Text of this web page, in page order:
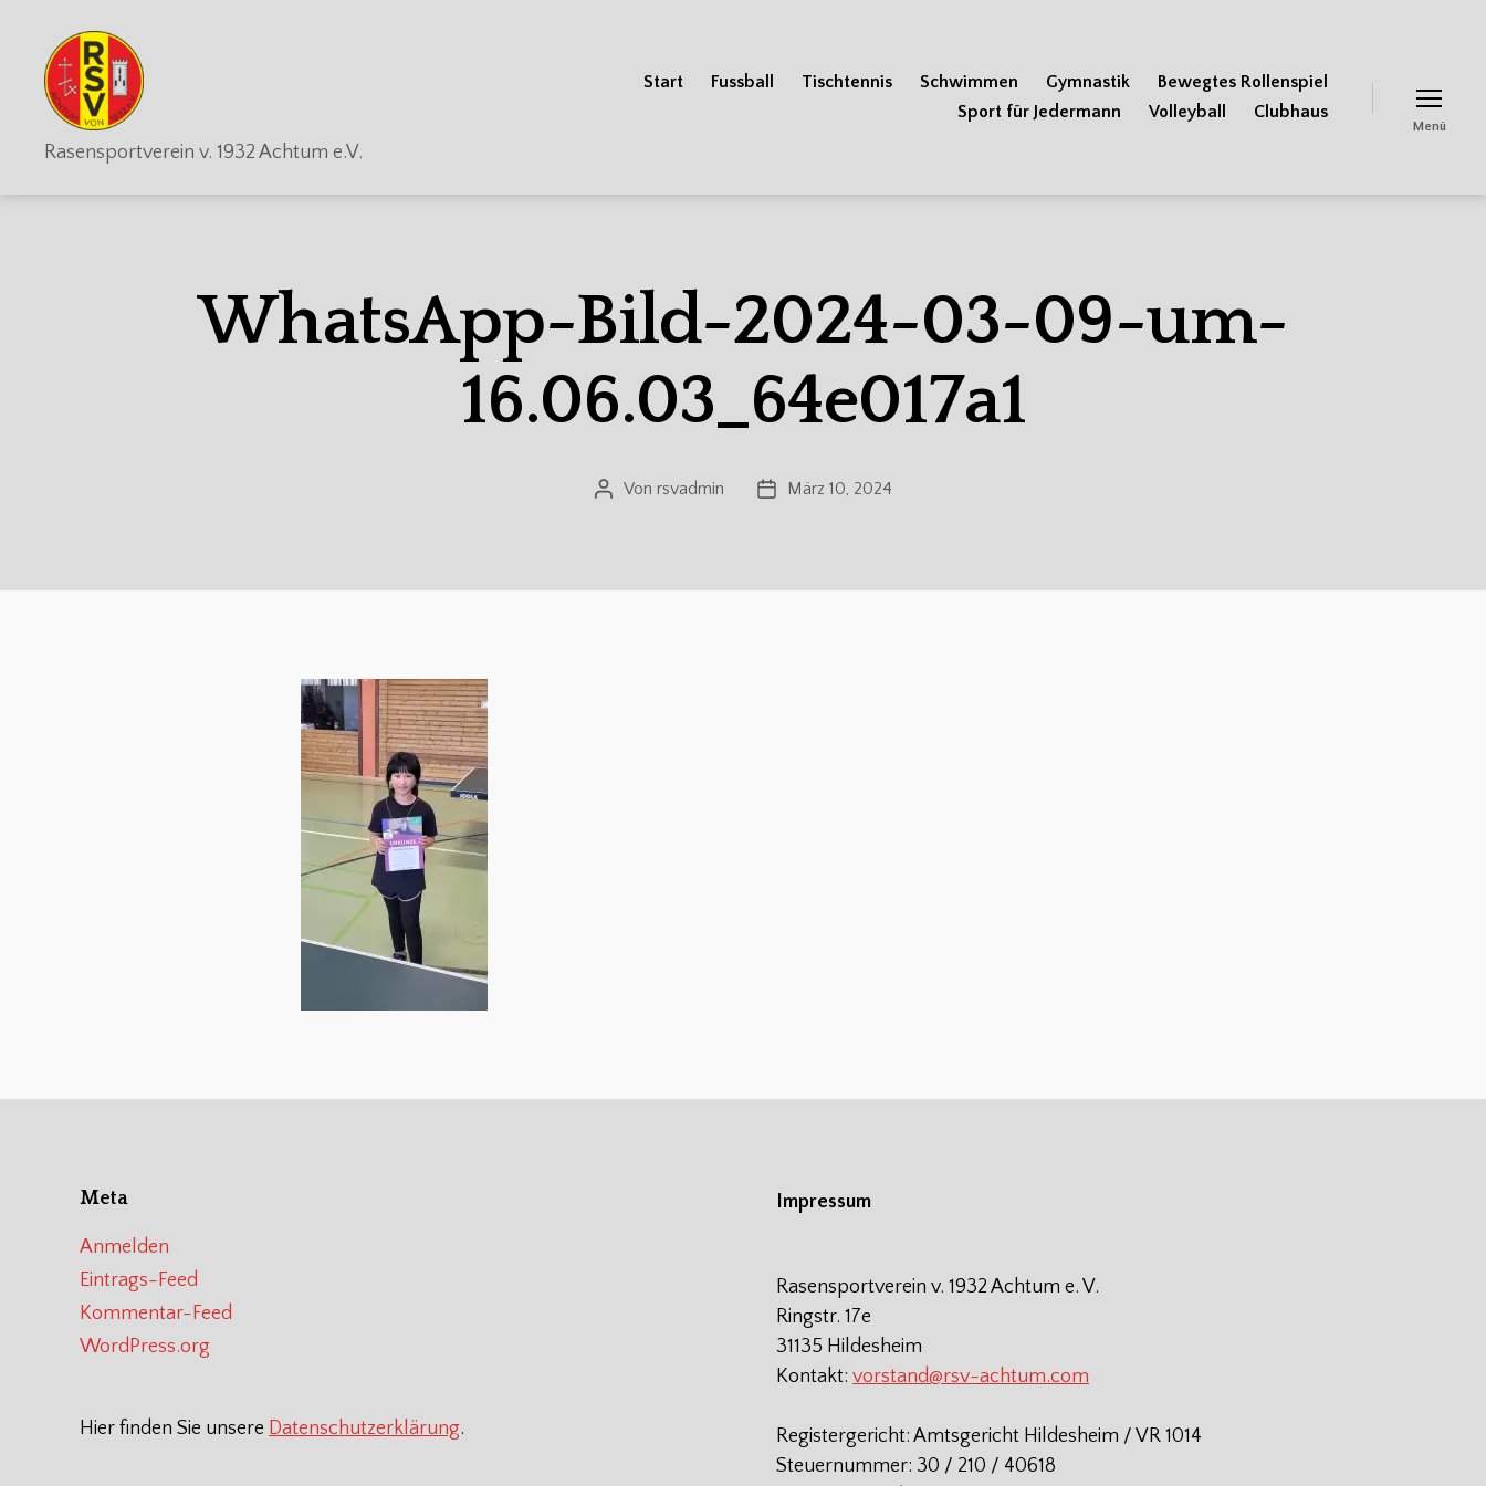
RSV
Achtum
Rasensportverein v. 1932 Achtum e.V.
Start Fussball Tischtennis Schwimmen Gymnastik
Bewegtes Rollenspiel
Sport für Jedermann
Volleyball Clubhaus
Menü
WhatsApp-Bild-2024-03-09-um-
16.06.03_64e017a1
Beitragsautor
Von rsvadmin Veröffentlichungsdatum
März 10, 2024
Meta
Anmelden
Eintrags-Feed
Kommentar-Feed
WordPress.org
Hier finden Sie unsere Datenschutzerklärung.
Impressum
Rasensportverein v. 1932 Achtum e. V.
Ringstr. 17e
31135 Hildesheim
Kontakt: vorstand@rsv-achtum.com
Registergericht: Amtsgericht Hildesheim / VR 1014
Steuernummer: 30 / 210 / 40618